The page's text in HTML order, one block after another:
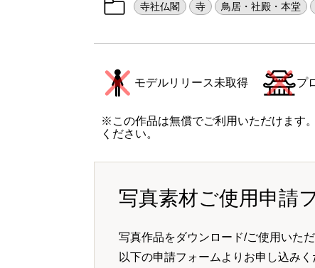
寺社仏閣 寺 鳥居・社殿・本堂
モデルリリース未取得 プ
※この作品は無償でご利用いただけます
ください。
写真素材ご使用申請
写真作品をダウンロード/ご使用いた
以下の申請フォームよりお申し込み